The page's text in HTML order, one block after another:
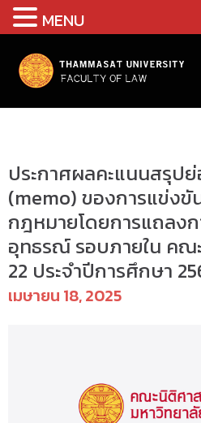
ประกาศผลคะแนนสรุป
(memo) ของการแข่ง
กฎหมายโดยการแถลง
อุทธรณ์ รอบภายใน คณ
22 ประจำปีการศึกษา
เมษายน 18, 2025
MENU